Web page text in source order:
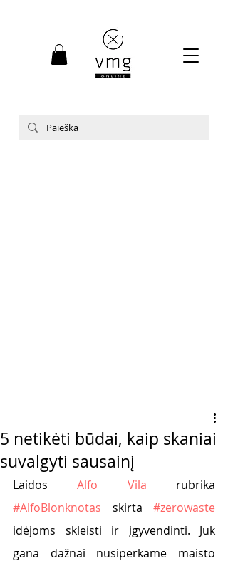
5 netikėti būdai, kaip skaniai
suvalgyti sausainį
Laidos Alfo Vila
#AlfoBlonknotas skirta #zerowaste
idėjoms skleisti ir įgyvendinti. Juk
gana dažnai nusiperkame maisto